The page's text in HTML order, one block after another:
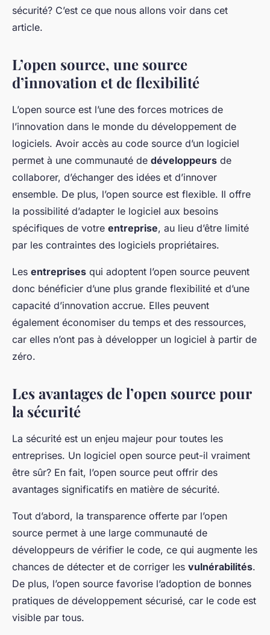
sécurité? C’est ce que nous allons voir dans cet
article.
L’open source, une source
d’innovation et de flexibilité
L’open source est l’une des forces motrices de
l’innovation dans le monde du développement de
logiciels. Avoir accès au code source d’un logiciel
permet à une communauté de développeurs de
collaborer, d’échanger des idées et d’innover
ensemble. De plus, l’open source est flexible. Il offre
la possibilité d’adapter le logiciel aux besoins
spécifiques de votre entreprise, au lieu d’être limité
par les contraintes des logiciels propriétaires.
Les entreprises qui adoptent l’open source peuvent
donc bénéficier d’une plus grande flexibilité et d’une
capacité d’innovation accrue. Elles peuvent
également économiser du temps et des ressources,
car elles n’ont pas à développer un logiciel à partir de
zéro.
Les avantages de l’open source pour
la sécurité
La sécurité est un enjeu majeur pour toutes les
entreprises. Un logiciel open source peut-il vraiment
être sûr? En fait, l’open source peut offrir des
avantages significatifs en matière de sécurité.
Tout d’abord, la transparence offerte par l’open
source permet à une large communauté de
développeurs de vérifier le code, ce qui augmente les
chances de détecter et de corriger les vulnérabilités.
De plus, l’open source favorise l’adoption de bonnes
pratiques de développement sécurisé, car le code est
visible par tous.